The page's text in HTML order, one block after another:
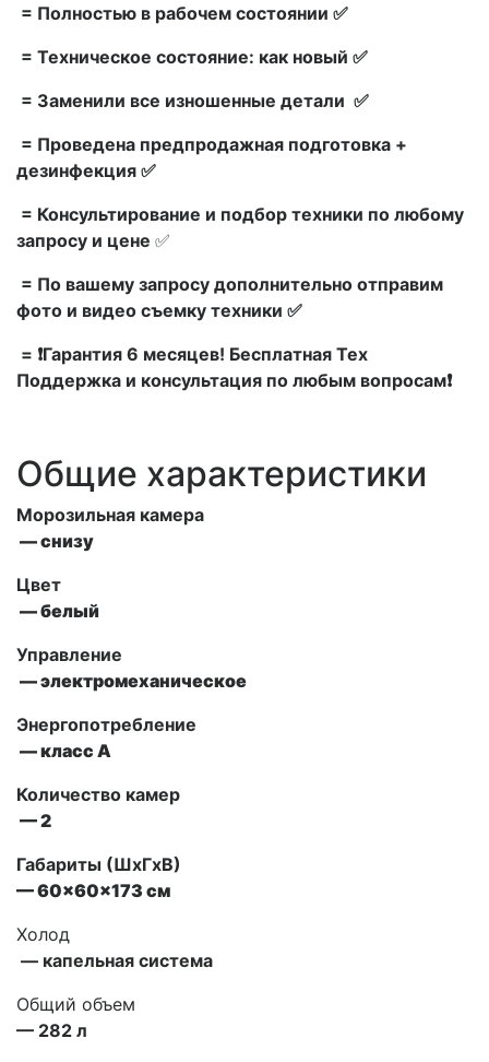
= Полностью в рабочем состоянии ✅
= Техническое состояние: как новый ✅
= Заменили все изношенные детали ✅
= Проведена предпродажная подготовка +
дезинфекция ✅
= Консультирование и подбор техники по любому
запросу и цене ✅
= По вашему запросу дополнительно отправим
фото и видео съемку техники ✅
= ❗Гарантия 6 месяцев! Бесплатная Тех
Поддержка и консультация по любым вопросам❗
Общие характеристики
Морозильная камера
— снизу
Цвет
— белый
Управление
— электромеханическое
Энергопотребление
— класс А
Количество камер
— 2
Габариты (ШxГxВ)
— 60x60x173 см
Холод
— капельная система
Общий объем
— 282 л